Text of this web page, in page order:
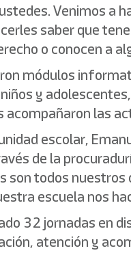
Venimos a
saber que
o conocen a
módulos
y
acompañaron las
escolar,
de la
son todos
escuela nos
32 jornadas en
atención y